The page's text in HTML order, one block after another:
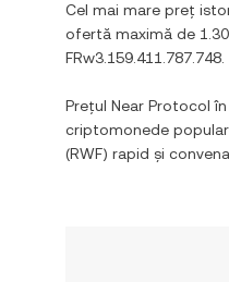
Cel mai mare preț
ofertă maximă de
FRw3.159.411.787.748
Prețul Near Protocol în
criptomonede
(RWF) rapid și